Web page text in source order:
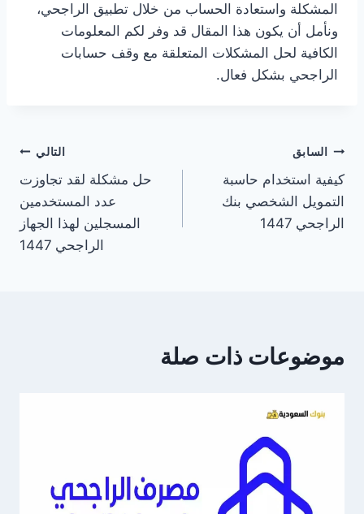
المشكلة واستعادة الحساب من خلال تطبيق الراجحي،
ونأمل أن يكون هذا المقال قد وفر لكم المعلومات
الكافية لحل المشكلات المتعلقة مع وقف حسابات
الراجحي بشكل فعال.
تصفّح
المقالات
السابق
كيفية استخدام حاسبة
التمويل الشخصي بنك
الراجحي 1447
التالي
حل مشكلة لقد تجاوزت
عدد المستخدمين
المسجلين لهذا الجهاز
الراجحي 1447
موضوعات ذات صلة